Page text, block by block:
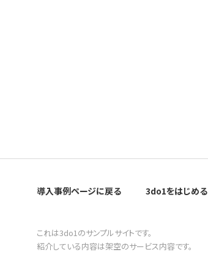
導入事例ページに戻る 3do1をはじめる
これは3do1のサンプルサイトです。
紹介している内容は架空のサービス内容です。